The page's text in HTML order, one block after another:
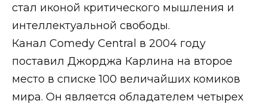
стал иконой критического мышления и
интеллектуальной свободы.
Канал Comedy Central в 2004 году
поставил Джорджа Карлина на второе
место в списке 100 величайших комиков
мира. Он является обладателем четырех